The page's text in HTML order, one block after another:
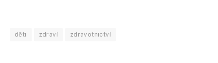
děti zdraví zdravotnictví